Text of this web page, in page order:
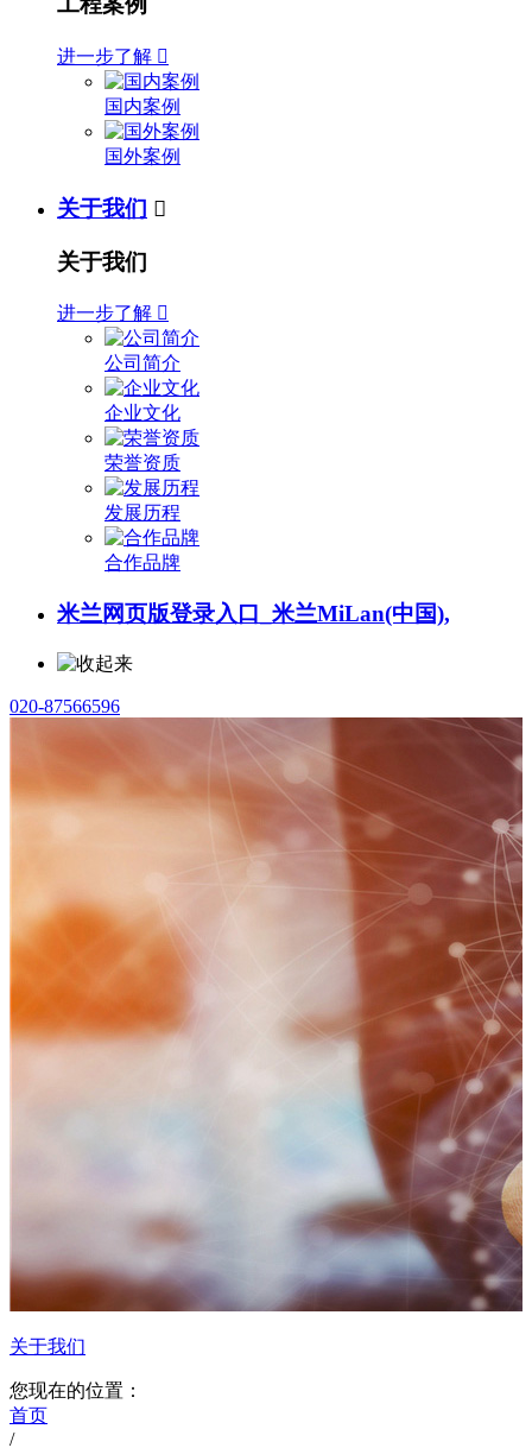
进一步了解 
国内案例
国外案例
关于我们 
关于我们
进一步了解 
公司简介
企业文化
荣誉资质
发展历程
合作品牌
米兰网页版登录入口_米兰MiLan(中国),
020-87566596
关于我们
您现在的位置：
首页
/